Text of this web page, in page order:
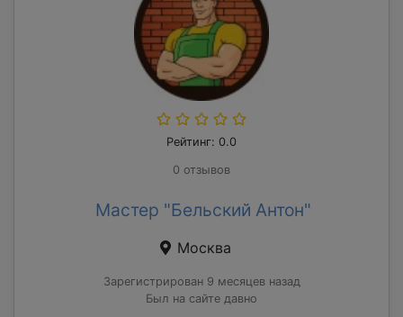
Рейтинг: 0.0
0 отзывов
Мастер "Бельский Антон"
Москва
Зарегистрирован 9 месяцев назад
Был на сайте давно